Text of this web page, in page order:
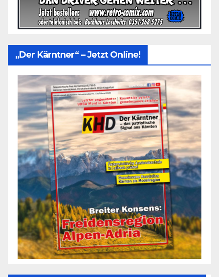
„Der Kärntner“ – Jetzt Online!